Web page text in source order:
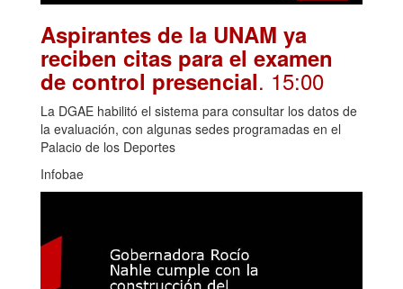
Aspirantes de la UNAM ya
reciben citas para el examen
de control presencial. 15:00
La DGAE habilitó el sistema para consultar los datos de
la evaluación, con algunas sedes programadas en el
Palacio de los Deportes
Infobae